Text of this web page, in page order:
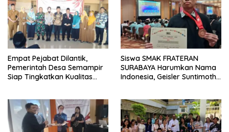
Empat Pejabat Dilantik,
Pemerintah Desa Semampir
Siap Tingkatkan Kualitas
Siswa SMAK FRATERAN
SURABAYA Harumkan Nama
Indonesia, Geisler Suntimothy